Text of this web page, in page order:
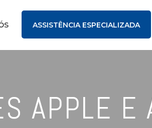
ASSISTÊNCIA ESPECIALIZADA
APPLE E